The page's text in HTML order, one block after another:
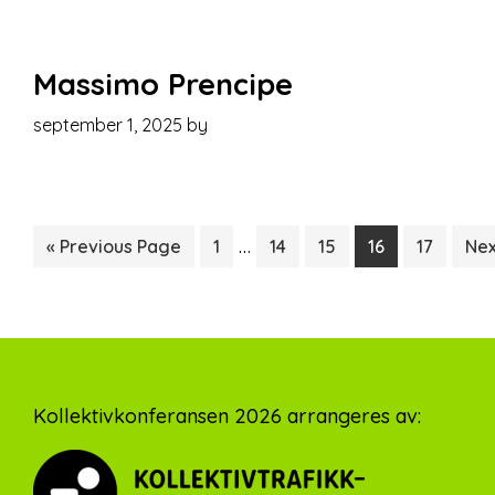
Massimo Prencipe
september 1, 2025 by
« Go
Previous Page Page
1
Interim
… Page
14 Page
15 Page
16 Page
17
Go
Footer
Kollektivkonferansen 2026 arrangeres av: